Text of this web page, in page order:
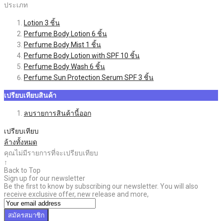
ประเภท
Lotion 3 ชิ้น
Perfume Body Lotion 6 ชิ้น
Perfume Body Mist 1 ชิ้น
Perfume Body Lotion with SPF 10 ชิ้น
Perfume Body Wash 6 ชิ้น
Perfume Sun Protection Serum SPF3 ชิ้น
เปรียบเทียบสินค้า
ลบรายการสินค้านี้ออก
เปรียบเทียบ
ล้างทั้งหมด
คุณไม่มีรายการที่จะเปรียบเทียบ
↑
Back to Top
Sign up for our newsletter
Be the first to know by subscribing our newsletter. You will also
receive exclusive offer, new release and more,
สมัครสมาชิก